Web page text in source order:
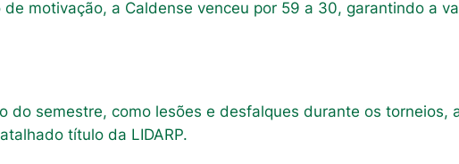
motivação, a Caldense venceu por 59 a 30, garantindo a
do semestre, como lesões e desfalques durante os torneios,
título da LIDARP.